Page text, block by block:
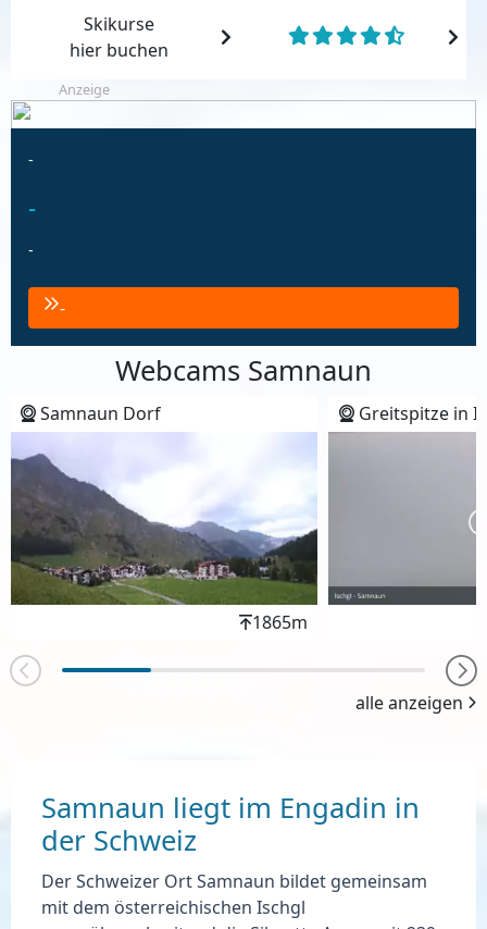
Skikurse
hier buchen
Anzeige
-
-
-
-
Webcams Samnaun
Samnaun Dorf
Höhenwert
1865m
Greitspitze in
alle anzeigen
Samnaun liegt im Engadin in
der Schweiz
Der Schweizer Ort Samnaun bildet gemeinsam
mit dem österreichischen Ischgl